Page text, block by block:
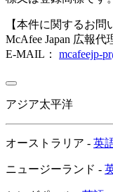
【本件に関するお問
McAfee Japan 広報
E-MAIL： mcafeejp-
アジア太平洋
オーストラリア - 英
ニュージーランド -